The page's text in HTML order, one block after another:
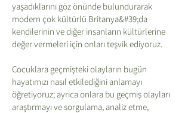
yaşadıklarını göz önünde bulundurarak
modern çok kültürlü Britanya&#39;da
kendilerinin ve diğer insanların kültürlerine
değer vermeleri için onları teşvik ediyoruz.
Çocuklara geçmişteki olayların bugün
hayatımızı nasıl etkilediğini anlamayı
öğretiyoruz; ayrıca onlara bu geçmiş olayları
araştırmayı ve sorgulama, analiz etme,